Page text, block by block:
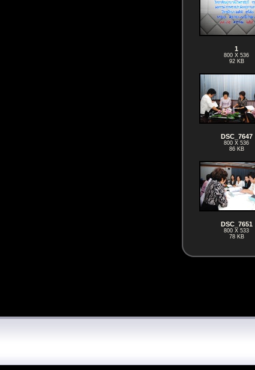
1
800 X 536
92 KB
DSC_7647
800 X 536
86 KB
DSC_7651
800 X 533
78 KB